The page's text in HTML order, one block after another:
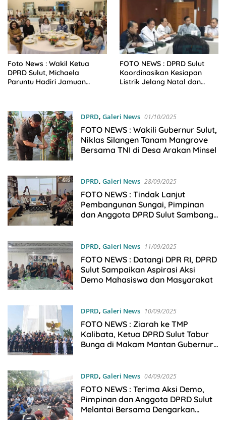
Foto News : Wakil Ketua
DPRD Sulut, Michaela
Paruntu Hadiri Jamuan
FOTO NEWS : DPRD Sulut
Koordinasikan Kesiapan
Listrik Jelang Natal dan
DPRD, Galeri News 01/10/2025
FOTO NEWS : Wakili Gubernur Sulut,
Niklas Silangen Tanam Mangrove
Bersama TNI di Desa Arakan Minsel
DPRD, Galeri News 28/09/2025
FOTO NEWS : Tindak Lanjut
Pembangunan Sungai, Pimpinan
dan Anggota DPRD Sulut Sambangi
DPRD, Galeri News 11/09/2025
FOTO NEWS : Datangi DPR RI, DPRD
Sulut Sampaikan Aspirasi Aksi
Demo Mahasiswa dan Masyarakat
DPRD, Galeri News 10/09/2025
FOTO NEWS : Ziarah ke TMP
Kalibata, Ketua DPRD Sulut Tabur
Bunga di Makam Mantan Gubernur
DPRD, Galeri News 04/09/2025
FOTO NEWS : Terima Aksi Demo,
Pimpinan dan Anggota DPRD Sulut
Melantai Bersama Dengarkan